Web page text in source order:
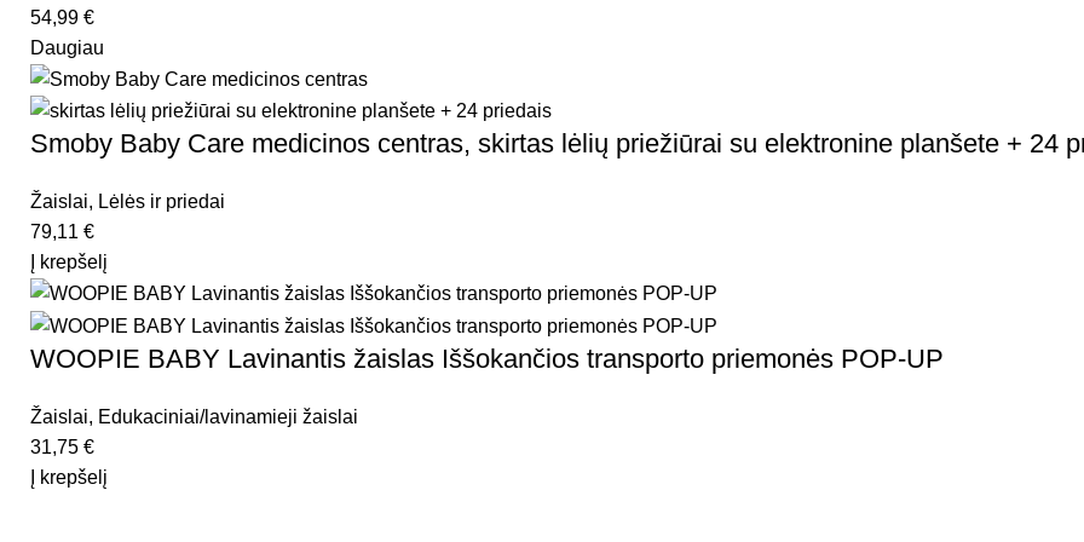
54,99 €
Daugiau
Smoby Baby Care medicinos centras, skirtas lėlių priežiūrai su elektronine planšete + 24
Žaislai, Lėlės ir priedai
79,11 €
Į krepšelį
WOOPIE BABY Lavinantis žaislas Iššokančios transporto priemonės POP-UP
Žaislai, Edukaciniai/lavinamieji žaislai
31,75 €
Į krepšelį